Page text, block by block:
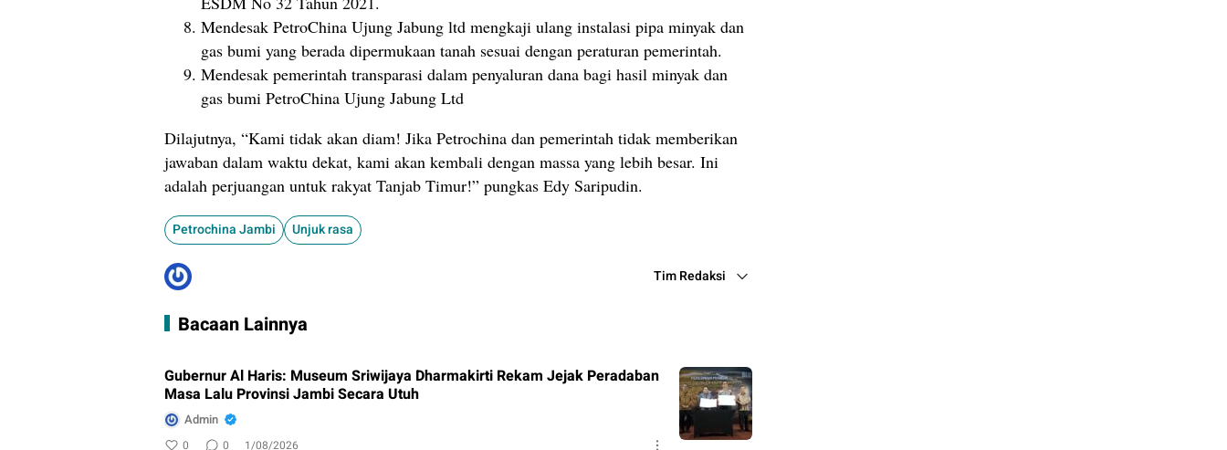
Mendesak PetroChina Ujung Jabung ltd mengkaji ulang instalasi pipa minyak dan
gas bumi yang berada dipermukaan tanah sesuai dengan peraturan pemerintah.
Mendesak pemerintah transparasi dalam penyaluran dana bagi hasil minyak dan
gas bumi PetroChina Ujung Jabung Ltd
Dilajutnya, “Kami tidak akan diam! Jika Petrochina dan pemerintah tidak memberikan
jawaban dalam waktu dekat, kami akan kembali dengan massa yang lebih besar. Ini
adalah perjuangan untuk rakyat Tanjab Timur!” pungkas Edy Saripudin.
Petrochina Jambi Unjuk rasa
Tim Redaksi
Bacaan Lainnya
Gubernur Al Haris: Museum Sriwijaya Dharmakirti Rekam Jejak Peradaban
Masa Lalu Provinsi Jambi Secara Utuh
Admin
0 0 1/08/2026